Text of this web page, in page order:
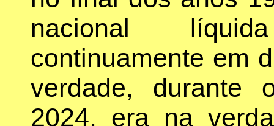
nacional
continuamente em
verdade, durante
2024, era na